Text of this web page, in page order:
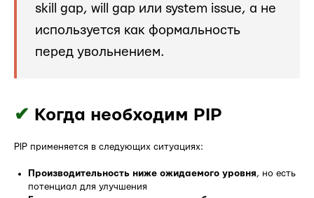
skill gap, will gap или system issue, а не
используется как формальность
перед увольнением.
✔ Когда необходим PIP
PIP применяется в следующих ситуациях:
Производительность ниже ожидаемого уровня, но есть
потенциал для улучшения